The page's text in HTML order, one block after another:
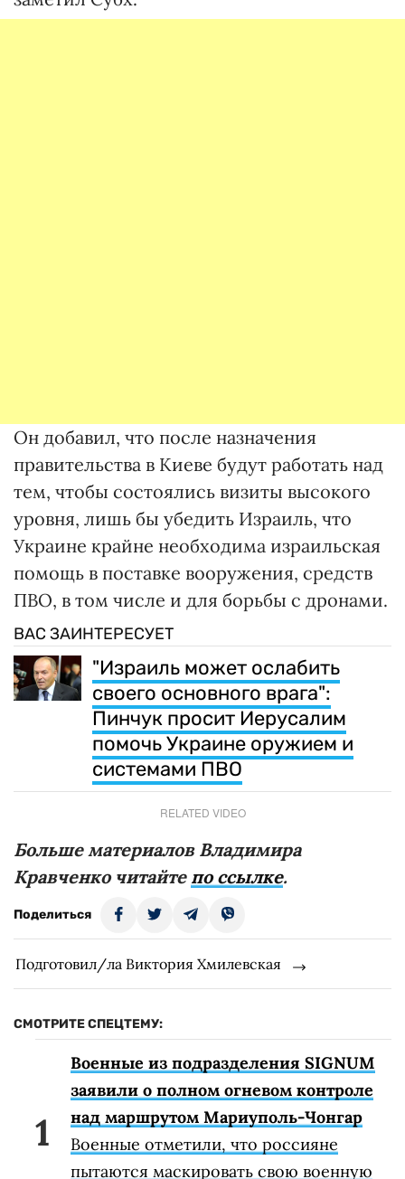
Он добавил, что после назначения
правительства в Киеве будут работать над
тем, чтобы состоялись визиты высокого
уровня, лишь бы убедить Израиль, что
Украине крайне необходима израильская
помощь в поставке вооружения, средств
ПВО, в том числе и для борьбы с дронами.
ВАС ЗАИНТЕРЕСУЕТ
"Израиль может ослабить
своего основного врага":
Пинчук просит Иерусалим
помочь Украине оружием и
системами ПВО
RELATED VIDEO
Больше материалов Владимира
Кравченко читайте по ссылке.
Поделиться
Подготовил/ла Виктория Хмилевская
СМОТРИТЕ СПЕЦТЕМУ:
Военные из подразделения SIGNUM
заявили о полном огневом контроле
над маршрутом Мариуполь-Чонгар
Военные отметили, что россияне
пытаются маскировать свою военную